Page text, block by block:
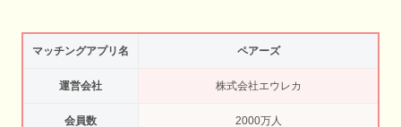
マッチングアプリ名 ペアーズ
運営会社 株式会社エウレカ
会員数 2000万人